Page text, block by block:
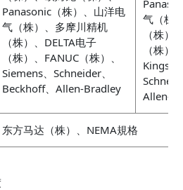
Panasonic（株）、山洋电
气（株）、多摩川精机
（株）、DELTA电子
（株）、FANUC（株）、
Siemens、Schneider、
Beckhoff、Allen-Bradley
气（株
（株）
（株）
Allen-
东方马达（株）、NEMA規格